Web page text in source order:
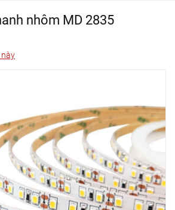
nhôm MD 2835